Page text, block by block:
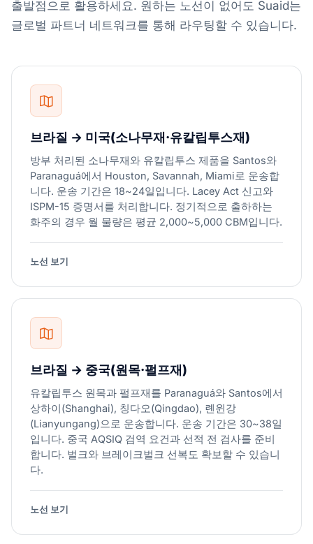
출발점으로 활용하세요. 원하는 노선이 없어도 Suaid는
글로벌 파트너 네트워크를 통해 라우팅할 수 있습니다.
브라질 → 미국(소나무재·유칼립투스재)
방부 처리된 소나무재와 유칼립투스 제품을 Santos와
Paranaguá에서 Houston, Savannah, Miami로 운송합
니다. 운송 기간은 18~24일입니다. Lacey Act 신고와
ISPM-15 증명서를 처리합니다. 정기적으로 출하하는
화주의 경우 월 물량은 평균 2,000~5,000 CBM입니다.
노선 보기
브라질 → 중국(원목·펄프재)
유칼립투스 원목과 펄프재를 Paranaguá와 Santos에서
상하이(Shanghai), 칭다오(Qingdao), 롄윈강
(Lianyungang)으로 운송합니다. 운송 기간은 30~38일
입니다. 중국 AQSIQ 검역 요건과 선적 전 검사를 준비
합니다. 벌크와 브레이크벌크 선복도 확보할 수 있습니
다.
노선 보기